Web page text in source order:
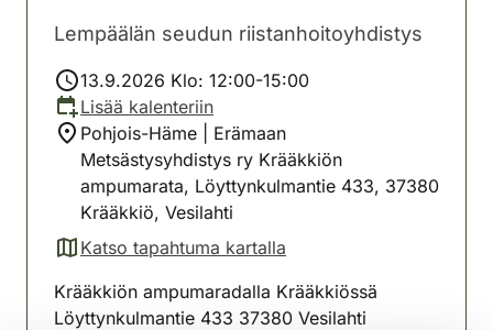
Lempäälän seudun riistanhoitoyhdistys
13.9.2026 Klo: 12:00-15:00
Lisää kalenteriin
Pohjois-Häme | Erämaan
Metsästysyhdistys ry Krääkkiön
ampumarata, Löyttynkulmantie 433, 37380
Krääkkiö, Vesilahti
Katso tapahtuma kartalla
(avautuu uuteen välilehteen)
Krääkkiön ampumaradalla Krääkkiössä
Löyttynkulmantie 433 37380 Vesilahti